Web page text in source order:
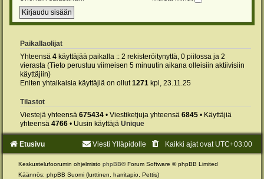
Paikallaolijat
Yhteensä 4 käyttäjää paikalla :: 2 rekisteröitynyttä, 0 piilossa ja 2
vierasta (Tieto perustuu viimeisen 5 minuutin aikana olleisiin aktiivisiin
käyttäjiin)
Eniten yhtaikaisia käyttäjiä on ollut1271 kpl, 23.11.25
Tilastot
Viestejä yhteensä 675434 • Viestiketjuja yhteensä 6845 • Käyttäjiä
yhteensä 4766 • Uusin käyttäjä Unique
Etusivu Kaikki ajat ovat UTC+03:00
Viesti Ylläpidolle
Keskustelufoorumin ohjelmisto phpBB® Forum Software © phpBB Limited
Käännös: phpBB Suomi (lurttinen, harritapio, Pettis)